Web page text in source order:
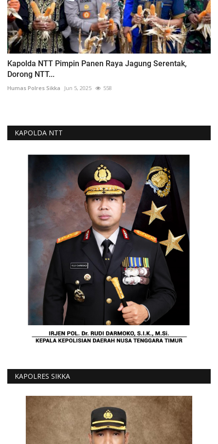
Kapolda NTT Pimpin Panen Raya Jagung Serentak,
Dorong NTT...
Humas Polres Sikka Jun 5, 2025 558
KAPOLDA NTT
KAPOLRES SIKKA